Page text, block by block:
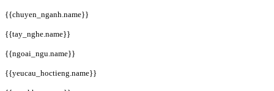
{{chuyen_nganh.name}}
{{tay_nghe.name}}
{{ngoai_ngu.name}}
{{yeucau_hoctieng.name}}